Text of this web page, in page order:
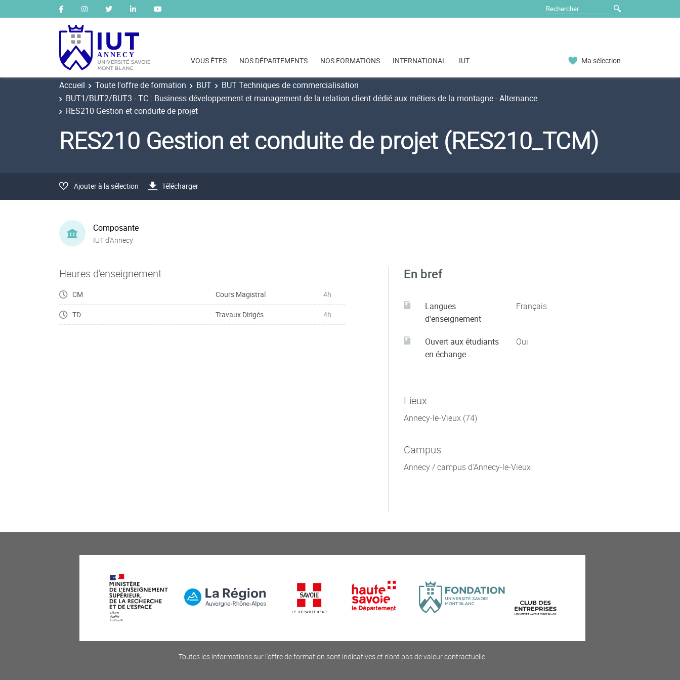
VOUS ÊTES NOS DÉPARTEMENTS NOS FORMATIONS INTERNATIONAL IUT Ma sélection
Accueil Toute l'offre de formation BUT
BUT Techniques de commercialisation
BUT1/BUT2/BUT3 - TC : Business développement et management de la relation client dédié aux métiers de la montagne - Alternance
RES210 Gestion et conduite de projet
RES210 Gestion et conduite de projet (RES210_TCM)
Ajouter à la sélection Télécharger
Composante
IUT d'Annecy
Heures d'enseignement
CM Cours Magistral 4h
TD Travaux Dirigés 4h
En bref
Langues
d'enseignement
Français
Ouvert aux étudiants
en échange
Oui
Lieux
Annecy-le-Vieux (74)
Campus
Annecy / campus d'Annecy-le-Vieux
Toutes les informations sur l'offre de formation sont indicatives et n'ont pas de valeur contractuelle.